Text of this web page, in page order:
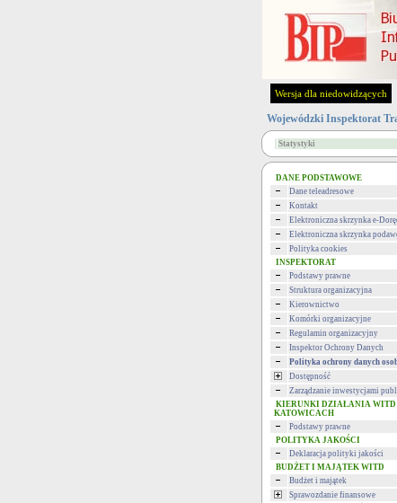
Wersja dla niedowidzących
Wojewódzki Inspektorat
Statystyki
DANE PODSTAWOWE
Dane teleadresowe
Kontakt
Elektroniczna skrzynka e-
Elektroniczna skrzynka
Polityka cookies
INSPEKTORAT
Podstawy prawne
Struktura organizacyjna
Kierownictwo
Komórki organizacyjne
Regulamin organizacyjny
Inspektor Ochrony Danych
Polityka ochrony danych
Dostępność
Zarządzanie inwestycjami
KIERUNKI DZIAŁANIA WITD
KATOWICACH
Podstawy prawne
POLITYKA JAKOŚCI
Deklaracja polityki jakości
BUDŻET I MAJĄTEK WITD
Budżet i majątek
Sprawozdanie finansowe